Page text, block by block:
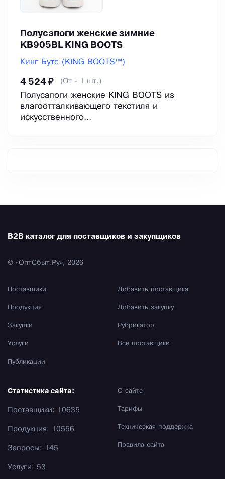
Полусапоги женские зимние
KB905BL KING BOOTS
Кинг Бутс (KING BOOTS™)
4 524 ₽ (От - 1 шт.)
Полусапоги женские KING BOOTS из
влагоотталкивающего текстиля и
искусственного...
B2B каталог для поставщиков и закупщиков
© «ОптСбыт.Ру», 2026
Поставщики
Продукция
Закупки
Услуги
Публикации
Добавить поставщика
Добавить закупку
Рубрикатор
Все поставщики
О сайте
Тарифы
Техническая поддержка
Правила сайта
Статистика сайта:
Поставщики: 10635
Продукция: 10556
Запросы: 145
Услуги: 53